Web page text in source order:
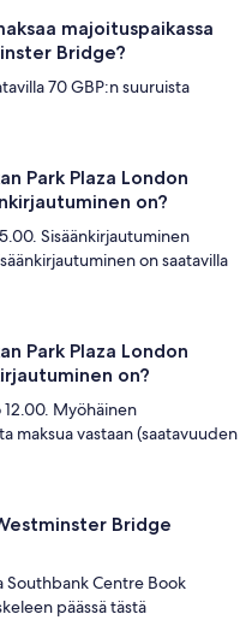
majoituspaikassa
Bridge?
70 GBP:n suuruista
Park Plaza London
on?
Sisäänkirjautuminen
on saatavilla
Park Plaza London
on?
Myöhäinen
maksua vastaan (saatavuuden
Bridge
Southbank Centre Book
päässä tästä